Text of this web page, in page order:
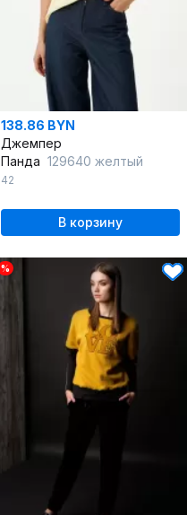
138.86 BYN
Джемпер
Панда 129640 желтый
42
В корзину
%